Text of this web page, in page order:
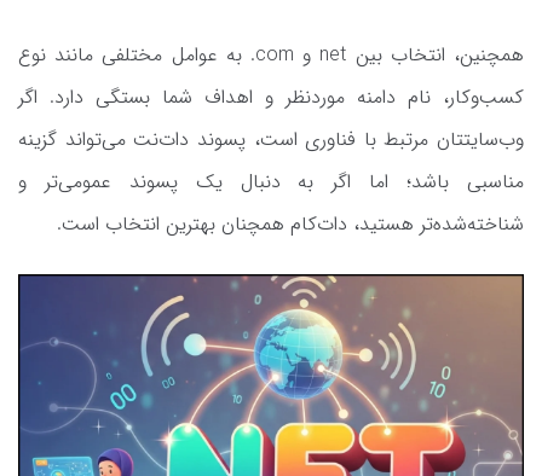
همچنین، انتخاب بین net و com. به عوامل مختلفی مانند نوع
کسب‌وکار، نام دامنه موردنظر و اهداف شما بستگی دارد. اگر
وب‌سایتتان مرتبط با فناوری است، پسوند دات‌نت می‌تواند گزینه
مناسبی باشد؛ اما اگر به دنبال یک پسوند عمومی‌تر و
شناخته‌شده‌تر هستید، دات‌کام همچنان بهترین انتخاب است.